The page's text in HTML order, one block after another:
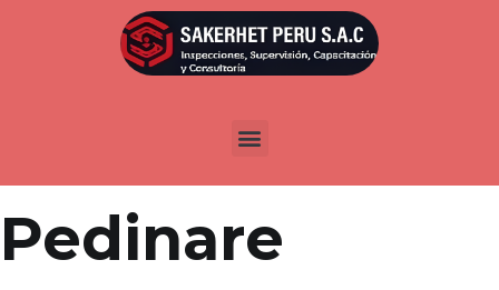
Publicada enabril 19, 2022
Altre App per
Pedinare